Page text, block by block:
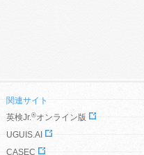
関連サイト
英検Jr.®オンライン版
UGUIS.AI
CASEC